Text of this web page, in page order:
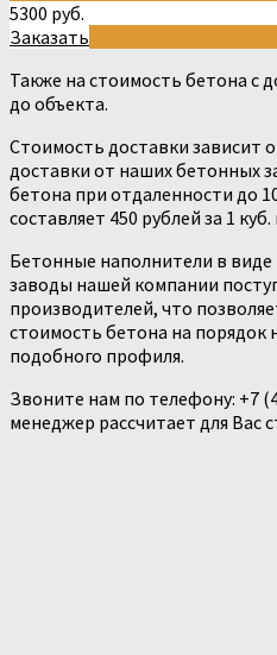
5300 руб.
Заказать
Также на стоимость бетона с
до объекта.
Стоимость доставки зависит
доставки от наших бетонных
бетона при отдаленности до
составляет 450 рублей за 1
Бетонные наполнители в виде
заводы нашей компании
производителей, что
стоимость бетона на порядок
подобного профиля.
Звоните нам по телефону: +7
менеджер рассчитает для Вас